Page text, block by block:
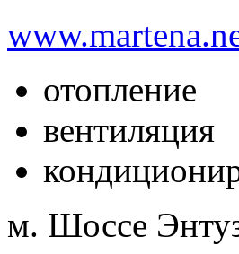
отопление
вентиляция
м. Шоссе